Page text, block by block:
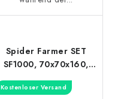
Spider Farmer SET
SF1000, 70x70x160,
Abluftventilator +
Filter
Kostenloser Versand